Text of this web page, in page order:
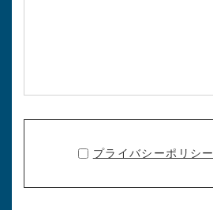
プライバシーポリシー